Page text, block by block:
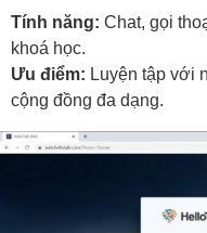
Tính năng: Chat, gọi
khoá học.
Ưu điểm: Luyện tập với
cộng đồng đa dạng.